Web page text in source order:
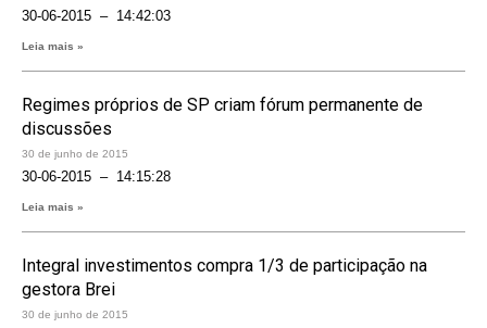
30-06-2015 – 14:42:03
Leia mais »
Regimes próprios de SP criam fórum permanente de
discussões
30 de junho de 2015
30-06-2015 – 14:15:28
Leia mais »
Integral investimentos compra 1/3 de participação na
gestora Brei
30 de junho de 2015